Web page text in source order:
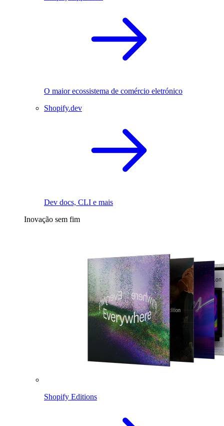
O maior ecossistema de comércio eletrónico
Shopify.dev
Dev docs, CLI e mais
Inovação sem fim
Shopify Editions